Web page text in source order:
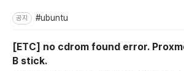
공지 #ubuntu
[ETC] no cdrom found error.
B stick.